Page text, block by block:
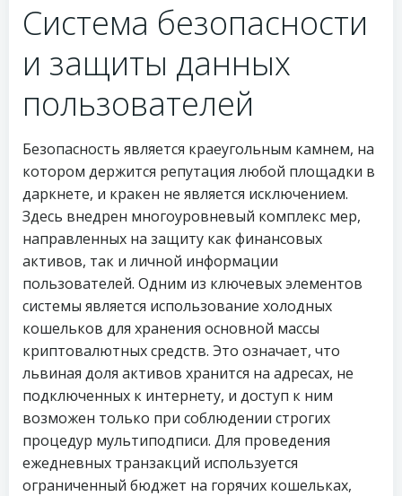
Система безопасности
и защиты данных
пользователей
Безопасность является краеугольным камнем, на
котором держится репутация любой площадки в
даркнете, и кракен не является исключением.
Здесь внедрен многоуровневый комплекс мер,
направленных на защиту как финансовых
активов, так и личной информации
пользователей. Одним из ключевых элементов
системы является использование холодных
кошельков для хранения основной массы
криптовалютных средств. Это означает, что
львиная доля активов хранится на адресах, не
подключенных к интернету, и доступ к ним
возможен только при соблюдении строгих
процедур мультиподписи. Для проведения
ежедневных транзакций используется
ограниченный бюджет на горячих кошельках,